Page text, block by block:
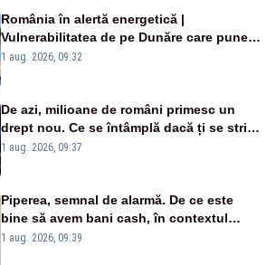
România în alertă energetică |
Vulnerabilitatea de pe Dunăre care pune
în pericol Centrala Cernavodă era
1 aug. 2026, 09:32
De azi, milioane de români primesc un
drept nou. Ce se întâmplă dacă ți se strică
un produs
1 aug. 2026, 09:37
Piperea, semnal de alarmă. De ce este
bine să avem bani cash, în contextul
alertei energetice?
1 aug. 2026, 09:39